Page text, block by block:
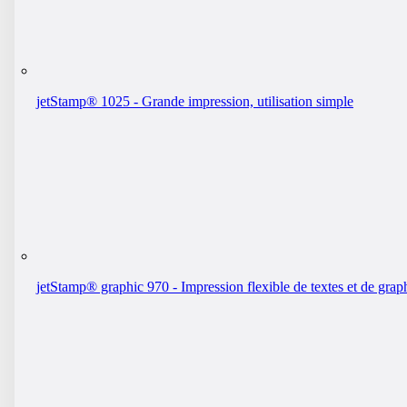
jetStamp® 1025 - Grande impression, utilisation simple
jetStamp® graphic 970 - Impression flexible de textes et de